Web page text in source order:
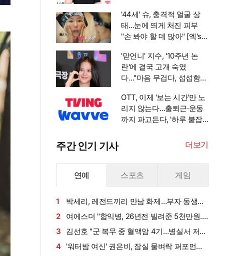
'44세' 슈, 충격적 얼굴 상
태…눈에 띄게 처진 피부
"손 봐야 할 데 많아" [엑's
'맏언니' 지수, '10주년 논
란'에 결국 고개 숙였
다…"마음 무겁다, 섭섭함
OTT, 이제 '보는 시간'만 노
리지 않는다…출퇴근·운동
까지 파고든다, '하루 붙잡
주간 인기 기사 더보기
연예 스포츠 게임
1
박세리, 레전드끼리 만남 화제…부자 동생에
게 밥 샀다가 '반전'
2
여에스더 "함익병, 26년전 빌려준 5천만원...
그덕에 사업 시작" (동상이몽2)[종합]
3
김선호 "군 복무 중 혈액암 4기…병실서 저만
살아남았다" (내 남은 연애)
4
'워터밤 여신' 권은비, 잠실 물벼락 퍼포먼스